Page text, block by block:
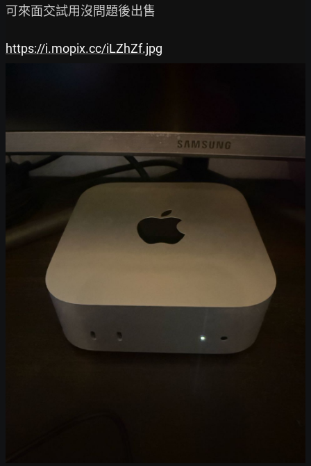
可來面交試用沒問題後出售
https://i.mopix.cc/iLZhZf.jpg